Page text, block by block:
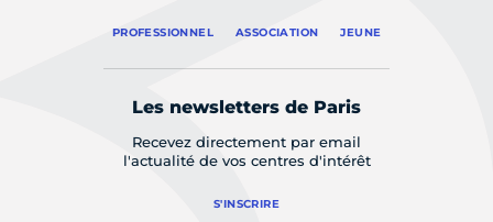
PROFESSIONNEL ASSOCIATION JEUNE
Les newsletters de Paris
Recevez directement par email
l'actualité de vos centres d'intérêt
S'INSCRIRE